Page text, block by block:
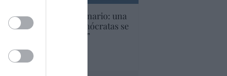
EEUU. Inquietante escenario: una
tercera parte de los demócratas se
define como “socialista”
por Ignacio Aguirre
Artículos anteriores